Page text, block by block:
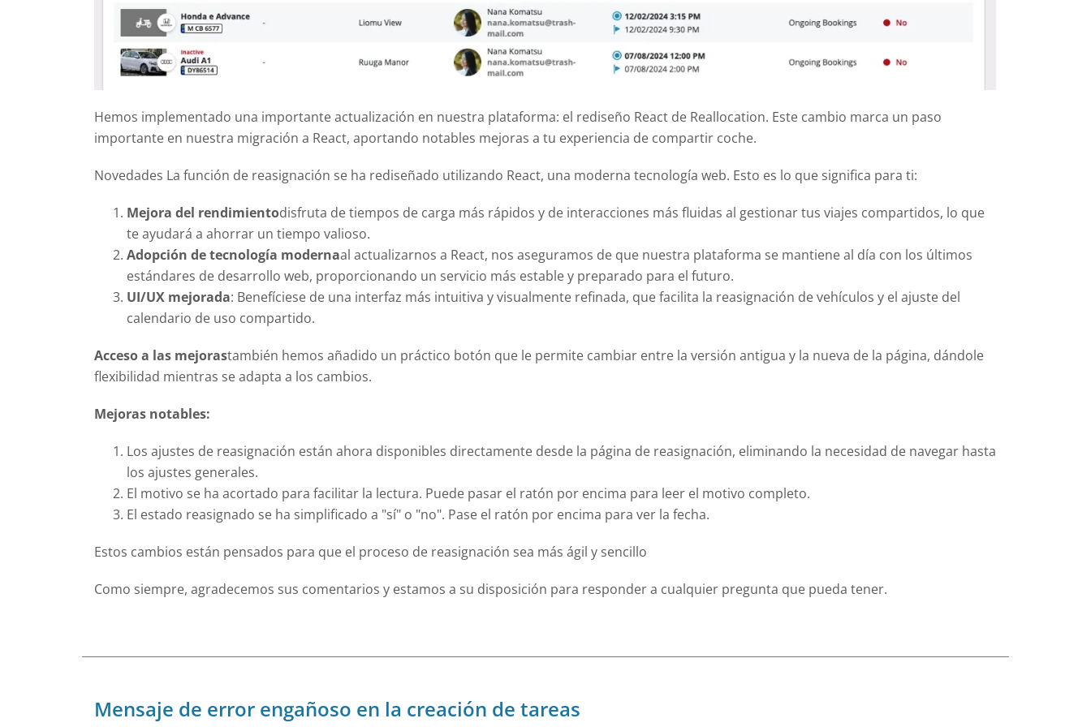
Hemos implementado una importante actualización en nuestra plataforma: el rediseño React de Reallocation. Este cambio marca un paso
importante en nuestra migración a React, aportando notables mejoras a tu experiencia de compartir coche.
Novedades La función de reasignación se ha rediseñado utilizando React, una moderna tecnología web. Esto es lo que significa para ti:
Mejora del rendimientodisfruta de tiempos de carga más rápidos y de interacciones más fluidas al gestionar tus viajes compartidos, lo que
te ayudará a ahorrar un tiempo valioso.
Adopción de tecnología modernaal actualizarnos a React, nos aseguramos de que nuestra plataforma se mantiene al día con los últimos
estándares de desarrollo web, proporcionando un servicio más estable y preparado para el futuro.
UI/UX mejorada: Benefíciese de una interfaz más intuitiva y visualmente refinada, que facilita la reasignación de vehículos y el ajuste del
calendario de uso compartido.
Acceso a las mejorastambién hemos añadido un práctico botón que le permite cambiar entre la versión antigua y la nueva de la página, dándole
flexibilidad mientras se adapta a los cambios.
Mejoras notables:
Los ajustes de reasignación están ahora disponibles directamente desde la página de reasignación, eliminando la necesidad de navegar hasta
los ajustes generales.
El motivo se ha acortado para facilitar la lectura. Puede pasar el ratón por encima para leer el motivo completo.
El estado reasignado se ha simplificado a "sí" o "no". Pase el ratón por encima para ver la fecha.
Estos cambios están pensados para que el proceso de reasignación sea más ágil y sencillo
Como siempre, agradecemos sus comentarios y estamos a su disposición para responder a cualquier pregunta que pueda tener.
Mensaje de error engañoso en la creación de tareas